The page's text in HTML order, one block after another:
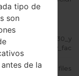
bb24ojplv_fac
4 files
tipo de
son
de la